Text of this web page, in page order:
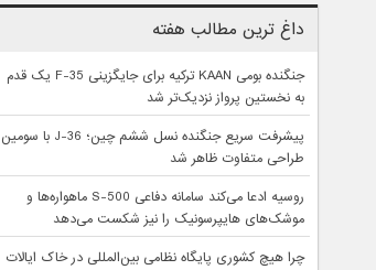
داغ ترین مطالب هفته
جنگنده بومی KAAN ترکیه برای جایگزینی F-35 یک قدم
به نخستین پرواز نزدیک‌تر شد
پیشرفت سریع جنگنده نسل ششم چین؛ J-36 با سومین
طراحی متفاوت ظاهر شد
روسیه ادعا می‌کند سامانه دفاعی S-500 ماهواره‌ها و
موشک‌های هایپرسونیک را نیز شکست می‌دهد
چرا هیچ کشوری پایگاه نظامی بین‌المللی در خاک ایالات